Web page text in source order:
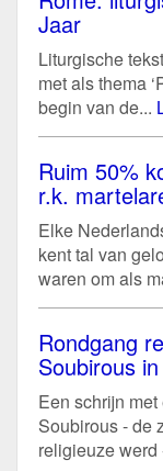
Jaar
Liturgische
met als thema
begin van de...
Ruim 50%
r.k.
Elke
kent tal van
waren om als
Rondgang
Soubirous
Een schrijn
Soubirous - de
religieuze werd